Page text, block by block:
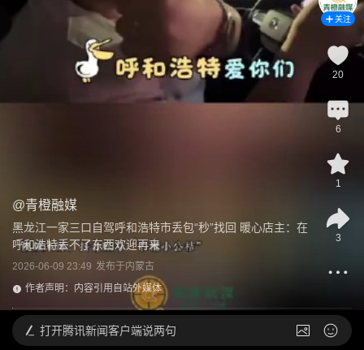
@青橙融媒
黑龙江一家三口自驾呼和浩特市丢包“秒”找回 暖心店主：在
呼和浩特丢不了东西欢迎再来
2026-06-09 23:49 发布于内蒙古
作者声明：内容引用自站外媒体
关注
20
6
1
3
打开腾讯新闻客户端说两句